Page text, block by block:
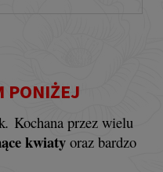
PONIŻEJ
. Kochana przez wielu
kwiaty oraz bardzo